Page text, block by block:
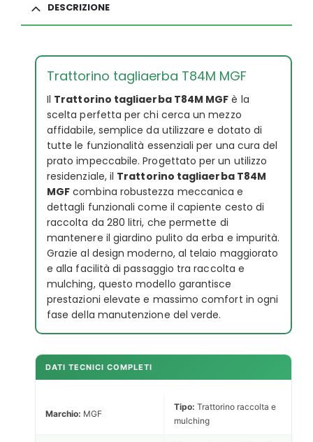
DESCRIZIONE
Trattorino tagliaerba T84M MGF
Il Trattorino tagliaerba T84M MGF è la
scelta perfetta per chi cerca un mezzo
affidabile, semplice da utilizzare e dotato di
tutte le funzionalità essenziali per una cura del
prato impeccabile. Progettato per un utilizzo
residenziale, il Trattorino tagliaerba T84M
MGF combina robustezza meccanica e
dettagli funzionali come il capiente cesto di
raccolta da 280 litri, che permette di
mantenere il giardino pulito da erba e impurità.
Grazie al design moderno, al telaio maggiorato
e alla facilità di passaggio tra raccolta e
mulching, questo modello garantisce
prestazioni elevate e massimo comfort in ogni
fase della manutenzione del verde.
DATI TECNICI COMPLETI
Marchio: MGF
Tipo: Trattorino raccolta e
mulching